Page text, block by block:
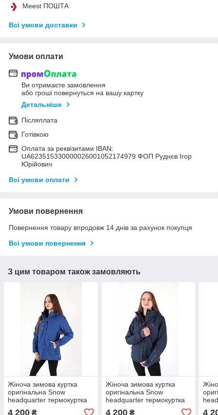
Meest ПОШТА
Всі умови доставки
Умови оплати
Ви отримаєте замовлення
або гроші повернуться на вашу картку
Детальніше
Післяплата
Готівкою
Оплата за реквізитами IBAN:
UA623515330000026001052174979 ФОП Руднєв Ігор
Юрійович
Всі умови оплати
Умови повернення
Повернення товару впродовж 14 днів за рахунок покупця
Всі умови повернення
З цим товаром також замовляють
Жіноча зимова куртка
оригінальна Snow
headquarter термокуртка
гірськолижна тепла на
4 200 ₴
Жіноча зимова куртка
оригінальна Snow
headquarter термокуртка
гірськолижна тепла на
4 200₴ 4